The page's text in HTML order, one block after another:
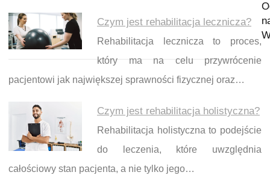
Czym jest rehabilitacja lecznicza?
Rehabilitacja lecznicza to proces,
który ma na celu przywrócenie
pacjentowi jak największej sprawności fizycznej oraz…
Czym jest rehabilitacja holistyczna?
Rehabilitacja holistyczna to podejście
do leczenia, które uwzględnia
całościowy stan pacjenta, a nie tylko jego…